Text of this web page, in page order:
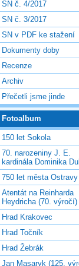
SN č. 4/2017
SN č. 3/2017
SN v PDF ke stažení
Dokumenty doby
Recenze
Archiv
Přečetli jsme jinde
Fotoalbum
150 let Sokola
70. narozeniny J. E.
kardinála Dominika
750 let města Ostravy
Atentát na Reinharda
Heydricha (70. výročí)
Hrad Krakovec
Hrad Točník
Hrad Žebrák
Jan Masaryk (125.